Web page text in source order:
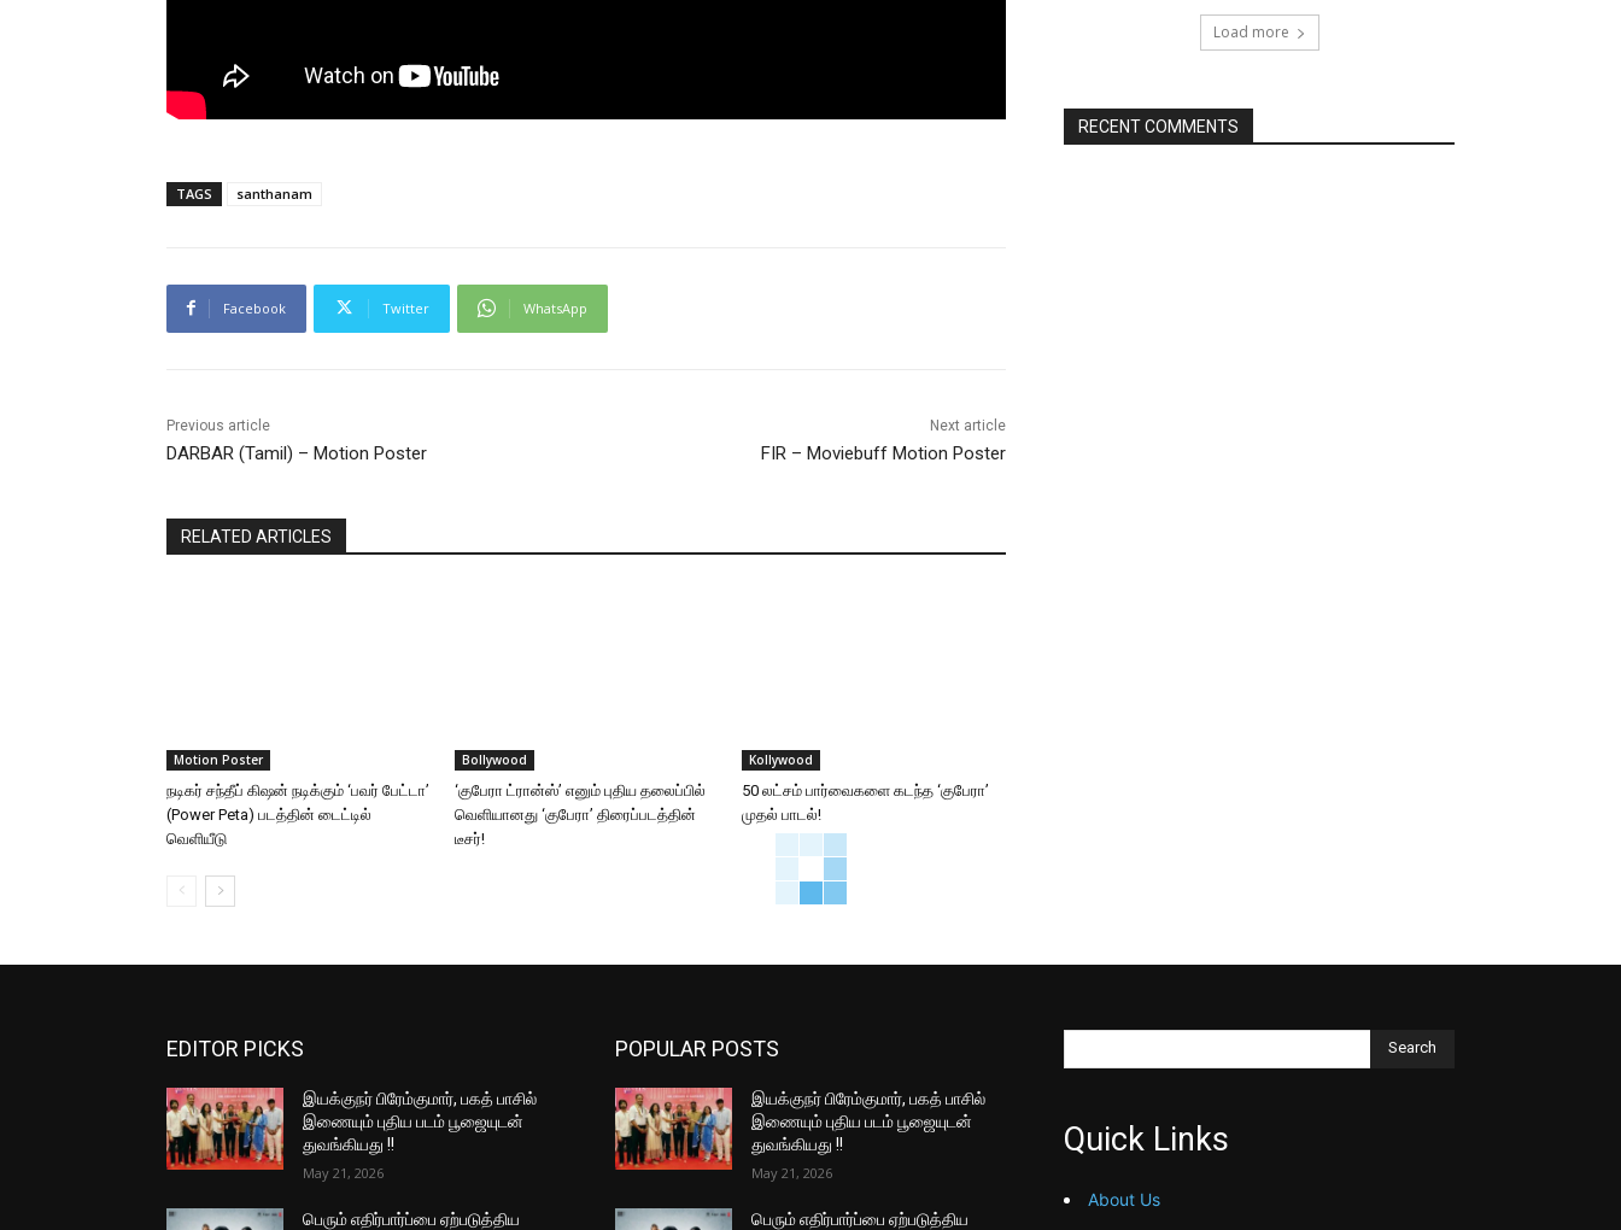
TAGS santhanam
Facebook Twitter WhatsApp
Previous article
DARBAR (Tamil) – Motion Poster
Next article
FIR – Moviebuff Motion Poster
RELATED ARTICLES
Motion Poster
நடிகர் சந்தீப் கிஷன் நடிக்கும் ‘பவர் பேட்டா’
(Power Peta) படத்தின் டைட்டில்
வெளியீடு
Bollywood
‘குபேரா ட்ரான்ஸ்’ எனும் புதிய தலைப்பில்
வெளியானது ‘குபேரா’ திரைப்படத்தின்
டீசர்!
Kollywood
50 லட்சம் பார்வைகளை கடந்த ‘குபேரா’
முதல் பாடல்!
Load more
RECENT COMMENTS
EDITOR PICKS
இயக்குநர் பிரேம்குமார், பகத் பாசில்
இணையும் புதிய படம் பூஜையுடன்
துவங்கியது !!
May 21, 2026
பெரும் எதிர்பார்ப்பை ஏற்படுத்திய
POPULAR POSTS
இயக்குநர் பிரேம்குமார், பகத் பாசில்
இணையும் புதிய படம் பூஜையுடன்
துவங்கியது !!
May 21, 2026
பெரும் எதிர்பார்ப்பை ஏற்படுத்திய
Search
Quick Links
About Us